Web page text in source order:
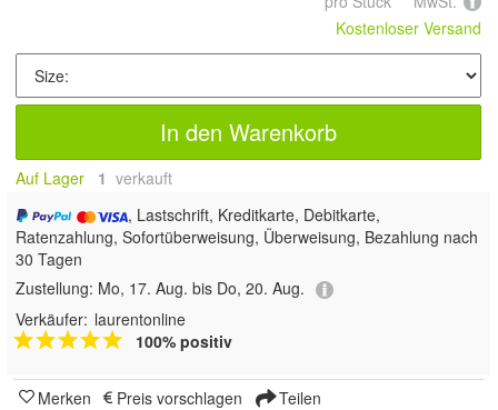
Kostenloser Versand
In den Warenkorb
Auf Lager 1 verkauft
, Lastschrift, Kreditkarte, Debitkarte,
Ratenzahlung, Sofortüberweisung, Überweisung, Bezahlung nach
30 Tagen
Zustellung: Mo, 17. Aug. bis Do, 20. Aug.
Verkäufer: laurentonline
100% positiv
Merken Preis vorschlagen Teilen